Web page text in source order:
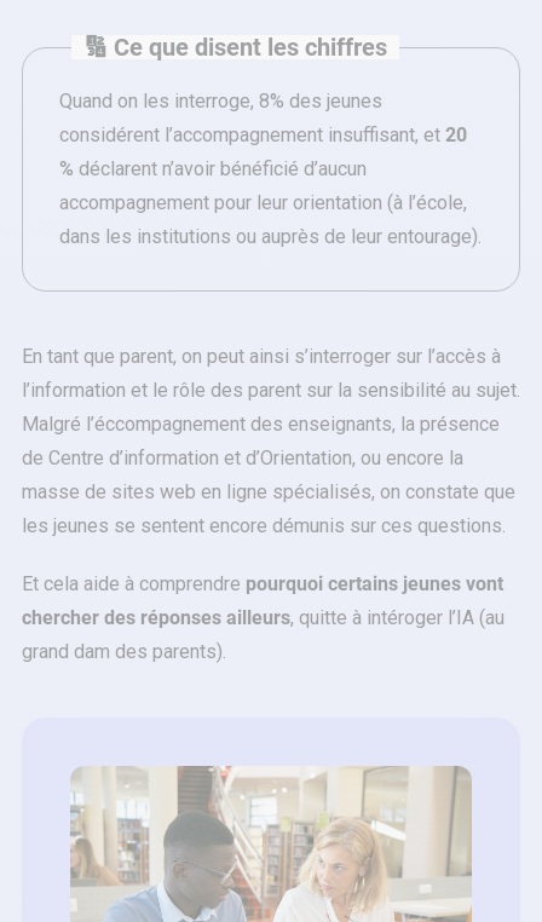
🔢 Ce que disent les chiffres
Quand on les interroge, 8% des jeunes
considérent l’accompagnement insuffisant, et 20
% déclarent n’avoir bénéficié d’aucun
accompagnement pour leur orientation (à l’école,
dans les institutions ou auprès de leur entourage).
En tant que parent, on peut ainsi s’interroger sur l’accès à
l’information et le rôle des parent sur la sensibilité au sujet.
Malgré l’éccompagnement des enseignants, la présence
de Centre d’information et d’Orientation, ou encore la
masse de sites web en ligne spécialisés, on constate que
les jeunes se sentent encore démunis sur ces questions.
Et cela aide à comprendre pourquoi certains jeunes vont
chercher des réponses ailleurs, quitte à intéroger l’IA (au
grand dam des parents).